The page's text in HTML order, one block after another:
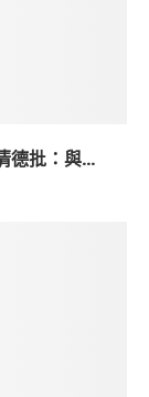
批：與...